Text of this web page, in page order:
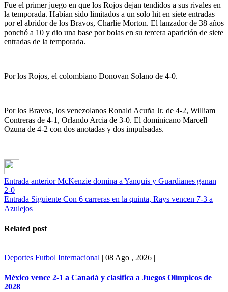
Fue el primer juego en que los Rojos dejan tendidos a sus rivales en
la temporada. Habían sido limitados a un solo hit en siete entradas
por el abridor de los Bravos, Charlie Morton. El lanzador de 38 años
ponchó a 10 y dio una base por bolas en su tercera aparición de siete
entradas de la temporada.
Por los Rojos, el colombiano Donovan Solano de 4-0.
Por los Bravos, los venezolanos Ronald Acuña Jr. de 4-2, William
Contreras de 4-1, Orlando Arcia de 3-0. El dominicano Marcell
Ozuna de 4-2 con dos anotadas y dos impulsadas.
Entrada anterior McKenzie domina a Yanquis y Guardianes ganan
2-0
Entrada Siguiente Con 6 carreras en la quinta, Rays vencen 7-3 a
Azulejos
Related post
Deportes Futbol Internacional | 08 Ago , 2026 |
México vence 2-1 a Canadá y clasifica a Juegos Olímpicos de
2028